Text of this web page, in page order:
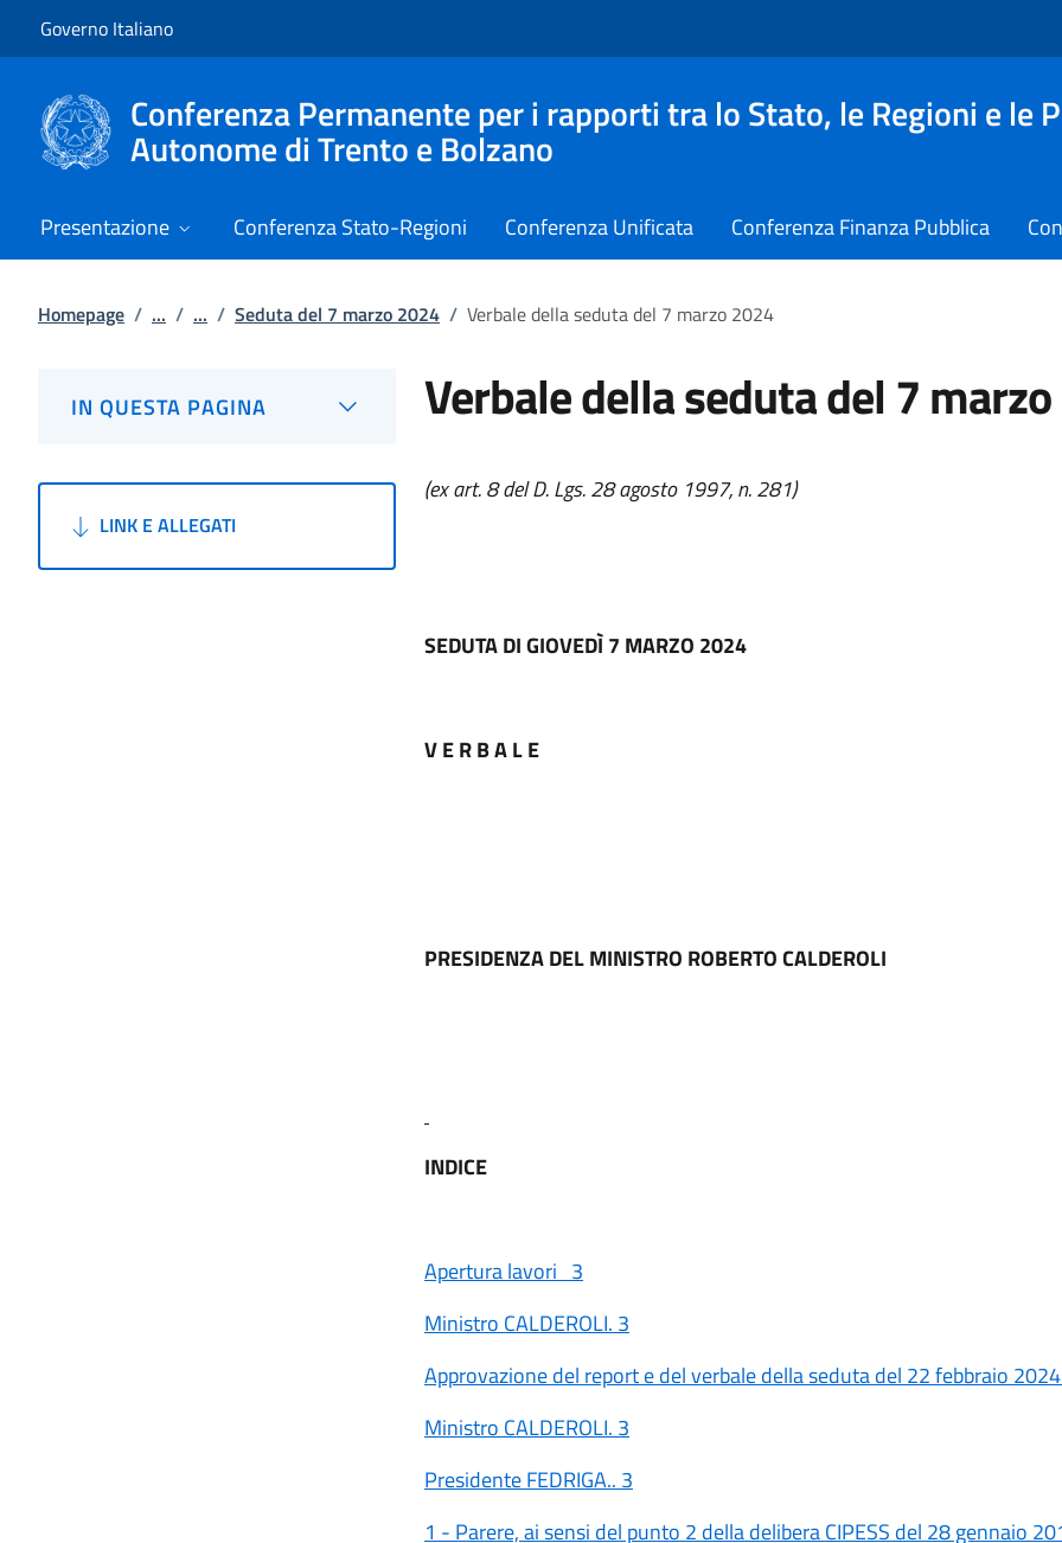
Governo Italiano
Conferenza Permanente per i rapporti tra lo Stato, le Regioni e le
Autonome di Trento e Bolzano
Presentazione Conferenza Stato-Regioni Conferenza Unificata Conferenza Finanza Pubblica
Homepage / ... / ... / Seduta del 7 marzo 2024 / Verbale della seduta del 7 marzo 2024
IN QUESTA PAGINA
LINK E ALLEGATI
Verbale della seduta del 7
(ex art. 8 del D. Lgs. 28 agosto 1997, n. 281)
SEDUTA DI GIOVEDÌ 7 MARZO 2024
V E R B A L E
PRESIDENZA DEL MINISTRO ROBERTO CALDEROLI
INDICE
Apertura lavori 3
Ministro CALDEROLI. 3
Approvazione del report e del verbale della seduta del 22 febbraio
Ministro CALDEROLI. 3
Presidente FEDRIGA.. 3
1 - Parere, ai sensi del punto 2 della delibera CIPESS del 28 gennaio